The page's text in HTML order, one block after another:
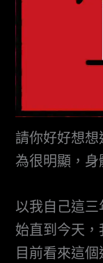
請你好好想
為很明顯，身
以我自己這
始直到今天
目前看來這